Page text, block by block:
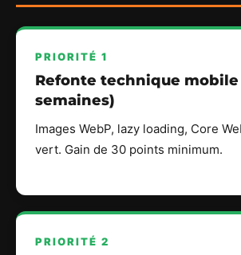
PRIORITÉ 1
Refonte technique mobile
semaines)
Images WebP, lazy loading, Core
vert. Gain de 30 points minimum.
PRIORITÉ 2